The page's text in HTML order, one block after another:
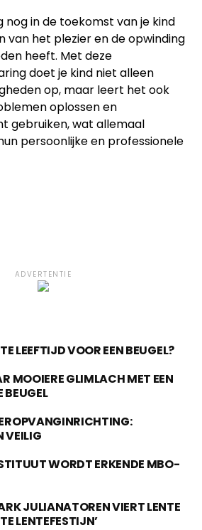
nog in de toekomst van je kind
van het plezier en de opwinding
heeft. Met deze
doet je kind niet alleen
op, maar leert het ook
oplossen en
gebruiken, wat allemaal
persoonlijke en professionele
ADVERTENTIE
LEEFTIJD VOOR EEN BEUGEL?
MOOIERE GLIMLACH MET EEN
VEILIG
WORDT ERKENDE MBO-
JULIANATOREN VIERT LENTE
LENTEFESTIJN’